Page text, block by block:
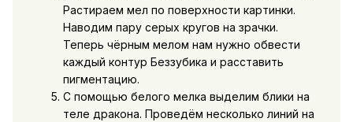
Растираем мел по поверхности картинки.
Наводим пару серых кругов на зрачки.
Теперь чёрным мелом нам нужно обвести
каждый контур Беззубика и расставить
пигментацию.
С помощью белого мелка выделим блики на
теле дракона. Проведём несколько линий на